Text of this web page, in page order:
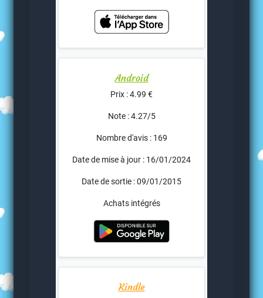
Android
Prix : 4.99 €
Note : 4.27/5
Nombre d'avis : 169
Date de mise à jour : 16/01/2024
Date de sortie : 09/01/2015
Achats intégrés
Kindle